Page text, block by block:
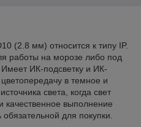
(2.8 мм) относится к типу IP.
работы на морозе либо под
ИК-подсветку и ИК-
в темное и
света, когда свет
качественное выполнение
для покупки.